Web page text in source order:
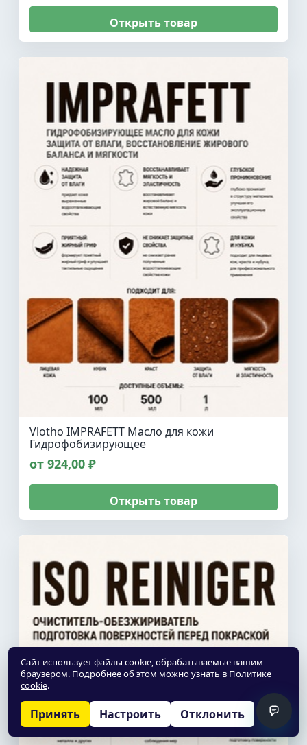
Сайт использует файлы cookie, обрабатываемые вашим
браузером. Подробнее об этом можно узнать в Политике
cookie.
Принять Настроить Отклонить
Открыть товар
Vlotho IMPRAFETT Масло для кожи
Гидрофобизирующее
от 924,00 ₽
Открыть товар